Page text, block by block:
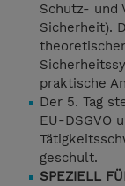
Schutz- und
Sicherheit).
praktische
Der 5. Tag
EU-DSGVO
geschult.
SPEZIELL